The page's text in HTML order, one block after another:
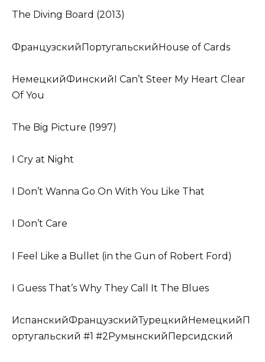
The Diving Board (2013)
ФранцузскийПортугальскийHouse of Cards
НемецкийФинскийI Can’t Steer My Heart Clear
Of You
The Big Picture (1997)
I Cry at Night
I Don’t Wanna Go On With You Like That
I Don’t Care
I Feel Like a Bullet (in the Gun of Robert Ford)
I Guess That’s Why They Call It The Blues
ИспанскийФранцузскийТурецкийНемецкийП
ортугальский #1 #2РумынскийПерсидский